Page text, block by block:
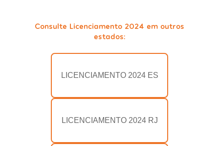
Consulte Licenciamento 2024 em outros
estados:
LICENCIAMENTO 2024 ES
LICENCIAMENTO 2024 RJ